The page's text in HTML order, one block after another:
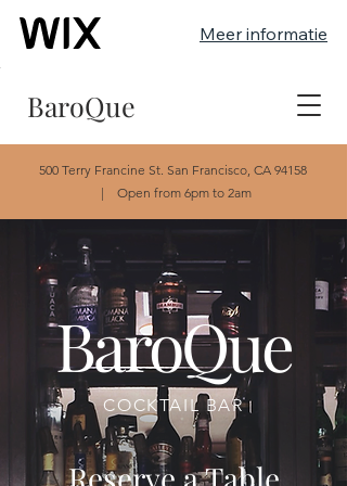
Meer informatie